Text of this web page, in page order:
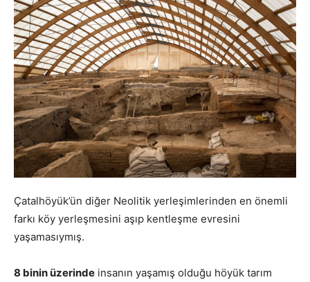
Çatalhöyük’ün diğer Neolitik yerleşimlerinden en önemli
farkı köy yerleşmesini aşıp kentleşme evresini
yaşamasıymış.
8 binin üzerinde insanın yaşamış olduğu höyük tarım